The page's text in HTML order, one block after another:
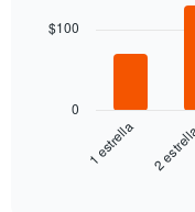
bars.
siguiente
muestra1 estrella 2
0
$100